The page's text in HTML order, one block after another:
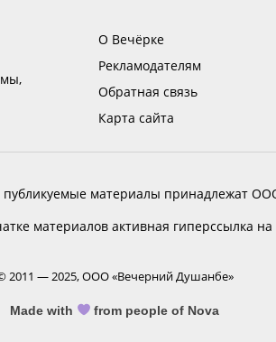
О Вечёрке
Рекламодателям
Обратная связь
Карта сайта
материалы принадлежат
материалов активная гиперссылка на
2011 — 2025, ООО «Вечерний Душанбе»
Made with from people of Nova